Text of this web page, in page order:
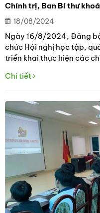
Chính trị, Ban Bí thư
18/08/2024
Ngày 16/8/2024, Đảng
chức Hội nghị học tập,
triển khai thực hiện các
đạo chủ chốt của Đảng bộ.
Chi tiết